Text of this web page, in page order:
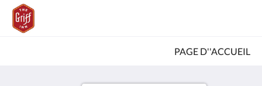
PAGE D''ACCUEIL